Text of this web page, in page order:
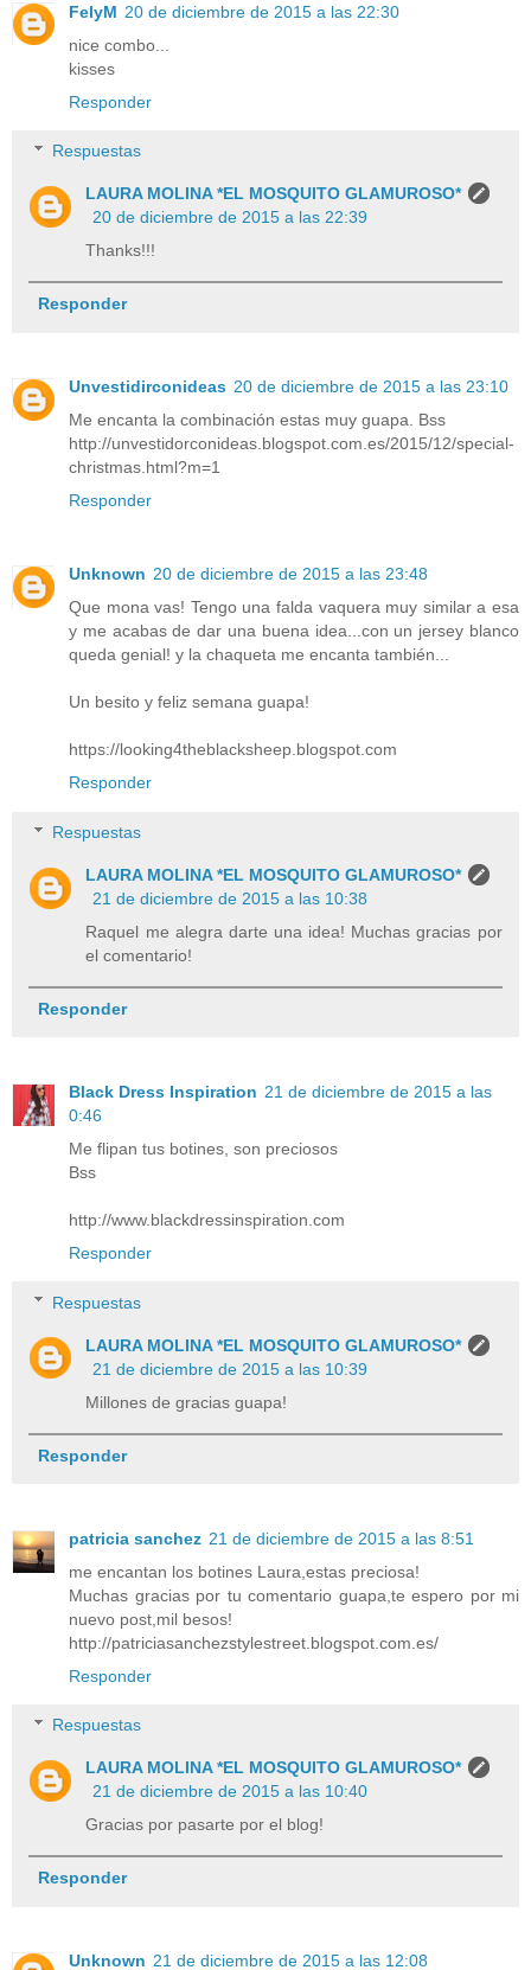
FelyM 20 de diciembre de 2015 a las 22:30
nice combo...
kisses
Responder
Respuestas
LAURA MOLINA *EL MOSQUITO GLAMUROSO*
20 de diciembre de 2015 a las 22:39
Thanks!!!
Responder
Unvestidirconideas 20 de diciembre de 2015 a las 23:10
Me encanta la combinación estas muy guapa. Bss
http://unvestidorconideas.blogspot.com.es/2015/12/special-
christmas.html?m=1
Responder
Unknown 20 de diciembre de 2015 a las 23:48
Que mona vas! Tengo una falda vaquera muy similar a esa
y me acabas de dar una buena idea...con un jersey blanco
queda genial! y la chaqueta me encanta también...
Un besito y feliz semana guapa!
https://looking4theblacksheep.blogspot.com
Responder
Respuestas
LAURA MOLINA *EL MOSQUITO GLAMUROSO*
21 de diciembre de 2015 a las 10:38
Raquel me alegra darte una idea! Muchas gracias por
el comentario!
Responder
Black Dress Inspiration 21 de diciembre de 2015 a las
0:46
Me flipan tus botines, son preciosos
Bss
http://www.blackdressinspiration.com
Responder
Respuestas
LAURA MOLINA *EL MOSQUITO GLAMUROSO*
21 de diciembre de 2015 a las 10:39
Millones de gracias guapa!
Responder
patricia sanchez 21 de diciembre de 2015 a las 8:51
me encantan los botines Laura,estas preciosa!
Muchas gracias por tu comentario guapa,te espero por mi
nuevo post,mil besos!
http://patriciasanchezstylestreet.blogspot.com.es/
Responder
Respuestas
LAURA MOLINA *EL MOSQUITO GLAMUROSO*
21 de diciembre de 2015 a las 10:40
Gracias por pasarte por el blog!
Responder
Unknown 21 de diciembre de 2015 a las 12:08